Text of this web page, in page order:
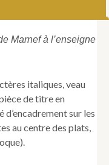
Marnef à l’enseigne
italiques, veau
de titre en
sur les
au centre des plats,